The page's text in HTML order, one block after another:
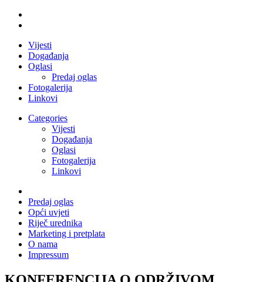
Vijesti
Događanja
Oglasi
Predaj oglas
Fotogalerija
Linkovi
Categories
Vijesti
Događanja
Oglasi
Fotogalerija
Linkovi
Predaj oglas
Opći uvjeti
Riječ urednika
Marketing i pretplata
O nama
Impressum